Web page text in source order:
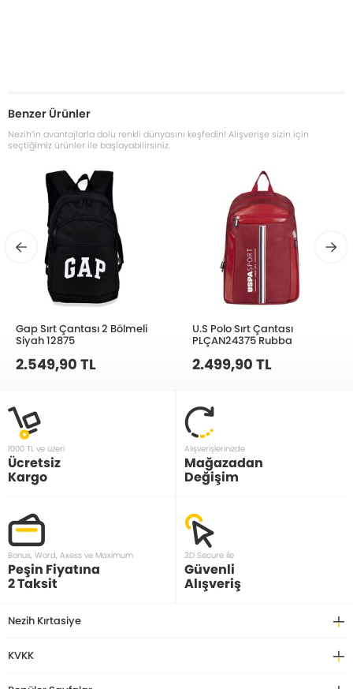
Benzer Ürünler
Nezih’in avantajlarla dolu renkli dünyasını keşfedin! Alışverişe sizin için
seçtiğimiz ürünler ile başlayabilirsiniz.
Gap Sırt Çantası 2 Bölmeli
Siyah 12875
2.549,90 TL
U.S Polo Sırt Çantası
PLÇAN24375 Rubba
2.499,90 TL
1000 TL ve üzeri
Ücretsiz
Kargo
Alışverişlerinizde
Mağazadan
Değişim
Bonus, Word, Axess ve Maximum
Peşin Fiyatına
2 Taksit
3D Secure ile
Güvenli
Alışveriş
Nezih Kırtasiye
KVKK